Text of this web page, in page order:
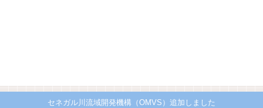
セネガル川流域開発機構（OMVS）追加しました